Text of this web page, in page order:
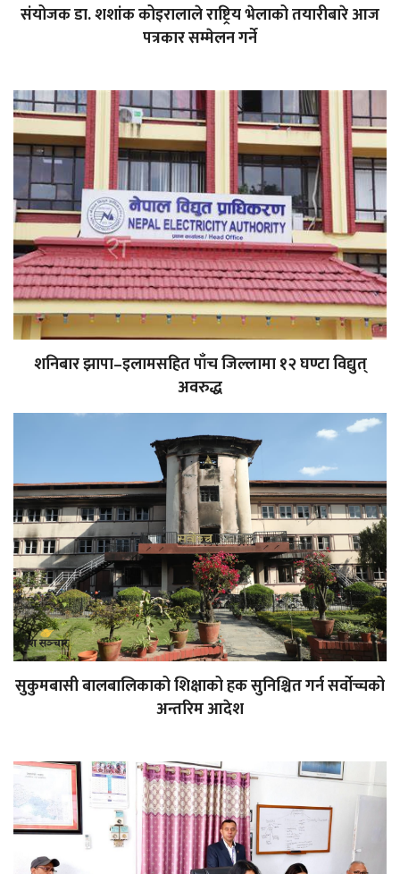
संयोजक डा. शशांक कोइरालाले राष्ट्रिय भेलाको तयारीबारे आज
पत्रकार सम्मेलन गर्ने
शनिबार झापा–इलामसहित पाँच जिल्लामा १२ घण्टा विद्युत्
अवरुद्ध
सुकुमबासी बालबालिकाको शिक्षाको हक सुनिश्चित गर्न सर्वोच्चको
अन्तरिम आदेश